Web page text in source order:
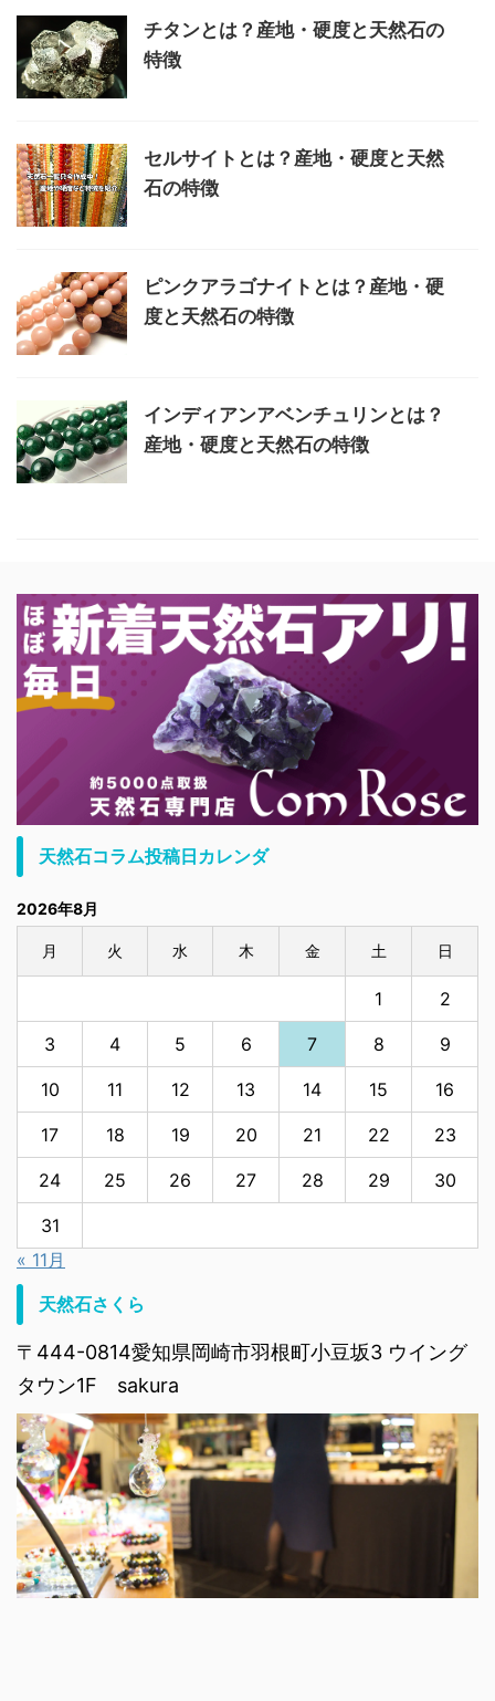
チタンとは？産地・硬度と天然石の
特徴
セルサイトとは？産地・硬度と天然
石の特徴
ピンクアラゴナイトとは？産地・硬
度と天然石の特徴
インディアンアベンチュリンとは？
産地・硬度と天然石の特徴
天然石コラム投稿日カレンダ
2026年8月
月 火 水 木 金 土 日
1 2
3 4 5 6 7 8 9
10 11 12 13 14 15 16
17 18 19 20 21 22 23
24 25 26 27 28 29 30
31
« 11月
天然石さくら
〒444-0814愛知県岡崎市羽根町小豆坂3 ウイング
タウン1F sakura